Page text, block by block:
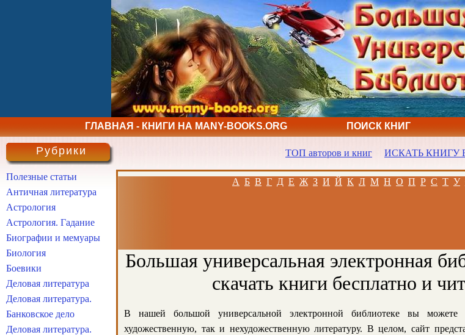
ГЛАВНАЯ - КНИГИ НА MANY-BOOKS.ORG ПОИСК КНИГ
ТОП авторов и книг ИСКАТЬ КНИГУ
А Б В Г Д Е Ж З И Й К Л М Н О П Р С Т У
Большая универсальная электронная
скачать книги бесплатно и
В нашей большой универсальной электронной библиотеке вы можете
художественную, так и нехудожественную литературу. В целом, сайт
Рубрики
Полезные статьи
Античная литература
Астрология
Астрология. Гадание
Биографии и мемуары
Биология
Боевики
Деловая литература
Деловая литература.
Банковское дело
Деловая литература.